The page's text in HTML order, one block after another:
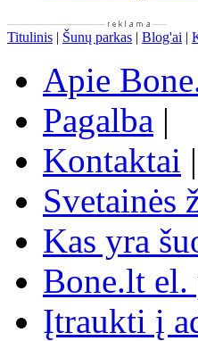
Titulinis | Šunų parkas | Blog'ai |
Apie
Pagalba |
Kontaktai |
Svetainės
Kas yra
Bone.lt el.
Įtraukti į